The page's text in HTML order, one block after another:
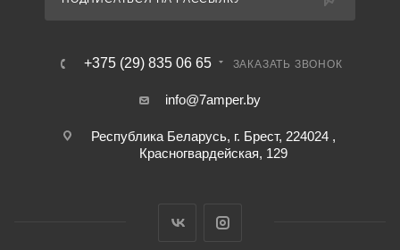
+375 (29) 835 06 65 ЗАКАЗАТЬ ЗВОНОК
info@7amper.by
Республика Беларусь, г. Брест, 224024 ,
Красногвардейская, 129